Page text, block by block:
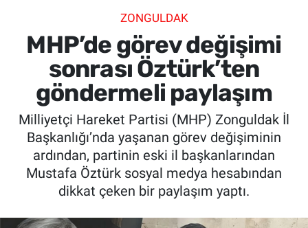
ZONGULDAK
MHP’de görev değişimi
sonrası Öztürk’ten
göndermeli paylaşım
Milliyetçi Hareket Partisi (MHP) Zonguldak İl
Başkanlığı’nda yaşanan görev değişiminin
ardından, partinin eski il başkanlarından
Mustafa Öztürk sosyal medya hesabından
dikkat çeken bir paylaşım yaptı.
SAĞLIK